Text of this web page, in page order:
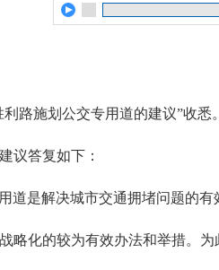
利路施划公交专用道的建议”收
议答复如下：
道是解决城市交通拥堵问题的
略化的较为有效办法和举措。